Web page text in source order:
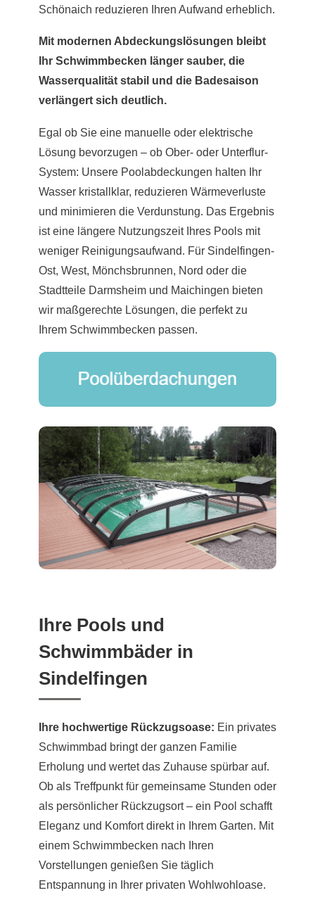
Schönaich reduzieren Ihren Aufwand erheblich.
Mit modernen Abdeckungslösungen bleibt
Ihr Schwimmbecken länger sauber, die
Wasserqualität stabil und die Badesaison
verlängert sich deutlich.
Egal ob Sie eine manuelle oder elektrische
Lösung bevorzugen – ob Ober- oder Unterflur-
System: Unsere Poolabdeckungen halten Ihr
Wasser kristallklar, reduzieren Wärmeverluste
und minimieren die Verdunstung. Das Ergebnis
ist eine längere Nutzungszeit Ihres Pools mit
weniger Reinigungsaufwand. Für Sindelfingen-
Ost, West, Mönchs­brunnen, Nord oder die
Stadtteile Darmsheim und Maichingen bieten
wir maßgerechte Lösungen, die perfekt zu
Ihrem Schwimmbecken passen.
Ihre Pools und
Schwimmbäder in
Sindelfingen
Ihre hochwertige Rückzugsoase: Ein privates
Schwimmbad bringt der ganzen Familie
Erholung und wertet das Zuhause spürbar auf.
Ob als Treffpunkt für gemeinsame Stunden oder
als persönlicher Rückzugsort – ein Pool schafft
Eleganz und Komfort direkt in Ihrem Garten. Mit
einem Schwimmbecken nach Ihren
Vorstellungen genießen Sie täglich
Entspannung in Ihrer privaten Wohlwohloase.